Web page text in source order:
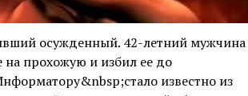
осужденный. 42-летний мужчина
на прохожую и избил ее до
известно из